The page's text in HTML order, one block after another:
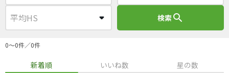
検索search
0〜0件／0件
新着順 いいね数 星の数